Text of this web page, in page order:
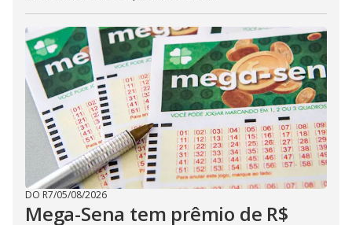
DO R7/05/08/2026
Mega-Sena tem prêmio de R$